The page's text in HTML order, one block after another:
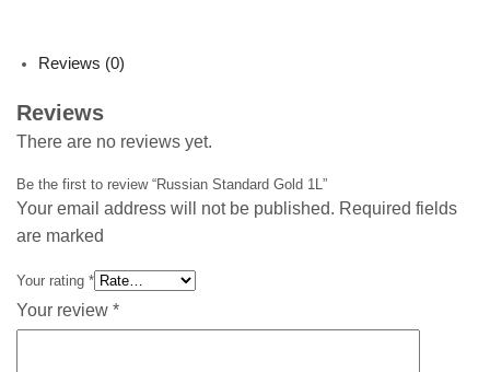
Reviews (0)
Reviews
There are no reviews yet.
Be the first to review “Russian Standard Gold 1L”
Your email address will not be published. Required fields
are marked
Your rating *
Your review *